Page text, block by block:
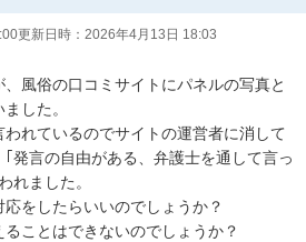
更新日時： 2026年4月13日 18:03
風俗の口コミサイトにパネルの写真と
した。
れているのでサイトの運営者に消して
発言の自由がある、弁護士を通して言っ
れました。
をしたらいいのでしょうか？
ことはできないのでしょうか？